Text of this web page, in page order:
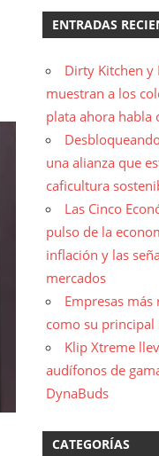
ENTRADAS
Dirty Kitchen y
muestran a los
plata ahora habla
una alianza que
caficultura
Las Cinco
pulso de la
inflación y las
mercados
Empresas más
como su principal
Klip Xtreme
audífonos de
DynaBuds
CATEGORÍAS